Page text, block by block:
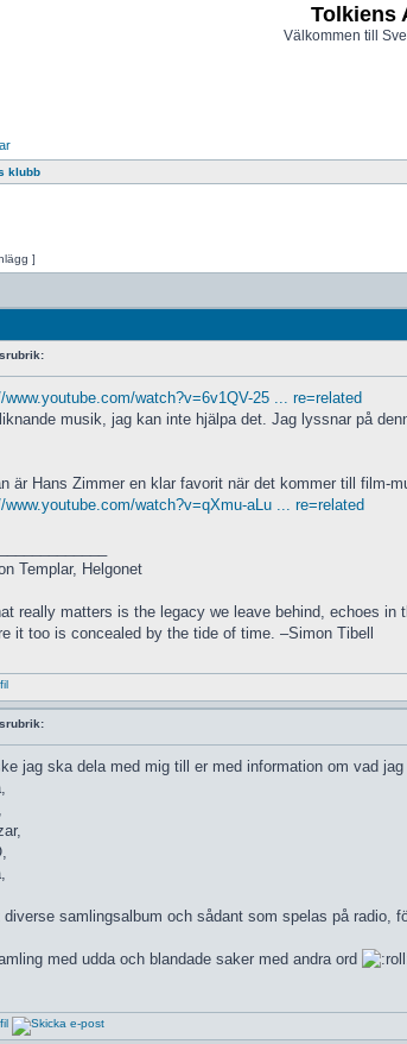
Tolkiens
Välkommen till
klubb
]
www.youtube.com/watch?v=6v1QV-25 ... re=related
musik, jag kan inte hjälpa det. Jag lyssnar på
är Hans Zimmer en klar favorit när det kommer till film-
www.youtube.com/watch?v=qXmu-aLu ... re=related
Templar, Helgonet
really matters is the legacy we leave behind, echoes in
it too is concealed by the tide of time. –Simon Tibell
jag ska dela med mig till er med information om vad
diverse samlingsalbum och sådant som spelas på radio,
med udda och blandade saker med andra ord